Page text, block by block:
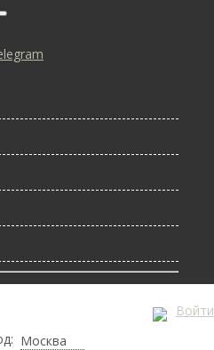
Войти
Москва